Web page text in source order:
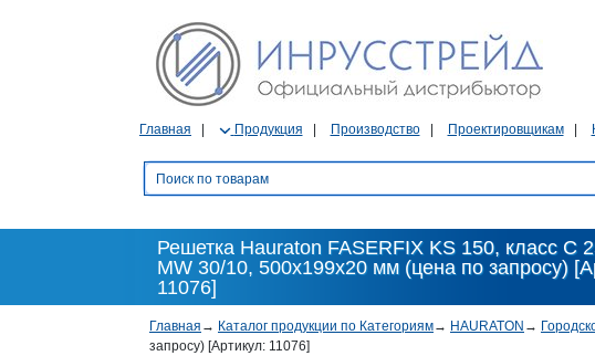
Главная Продукция Производство Проектировщикам
Решетка Hauraton FASERFIX KS 150, класс C
MW 30/10, 500x199x20 мм (цена по запросу)
11076]
Главная → Каталог продукции по Категориям→ HAURATON →
запросу) [Артикул: 11076]